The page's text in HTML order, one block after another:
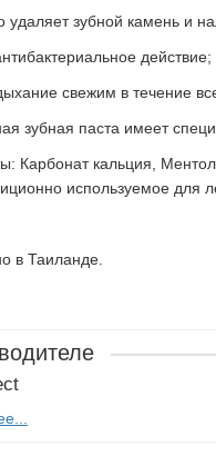
удаляет зубной камень и
свежим в течение
зубная паста имеет
Карбонат кальция,
используемое для
в Таиланде.